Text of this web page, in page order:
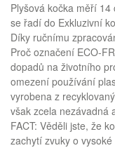
Plyšová kočka měří
se řadí do Exkluzivní
Díky ručnímu
Proč označení ECO-
dopadů na životního
omezení používání
vyrobena z
však zcela nezávadná
FACT: Věděli jste, že
zachytí zvuky o